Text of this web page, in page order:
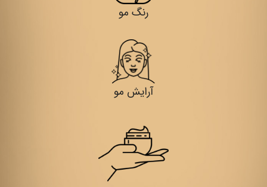
رنگ مو
آرایش مو